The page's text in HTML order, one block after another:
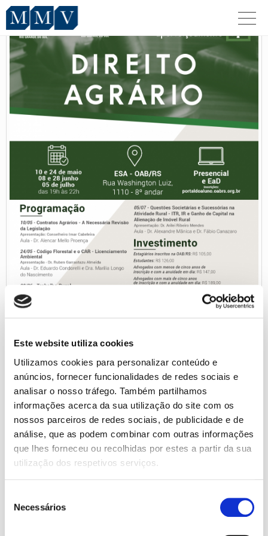
Este website utiliza cookies
Utilizamos cookies para personalizar conteúdo e
anúncios, fornecer funcionalidades de redes sociais e
analisar o nosso tráfego. Também partilhamos
informações acerca da sua utilização do site com os
nossos parceiros de redes sociais, de publicidade e de
análise, que as podem combinar com outras informações
que lhes forneceu ou recolhidas por estes a partir da sua
utilização dos respetivos serviços.
Necessários
MMV – Manica,
Mourão &
Vieira –
Advogados
Associados
Sócio do Escritório MMV proferirá Aula no
Curso de Direito Agrário da Escola Superior
da Advocacia (ESA-OAB/RS)
Notícias e Eventos
proferir Aula no Curso de Aperfeiçoamento em Direito Agrário
da Escola Superior da Advocacia da OAB/RS (ESA).